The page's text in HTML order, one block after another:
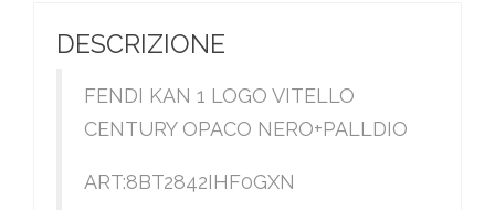
DESCRIZIONE
FENDI KAN 1 LOGO VITELLO
CENTURY OPACO NERO+PALLDIO
ART:8BT2842IHF0GXN